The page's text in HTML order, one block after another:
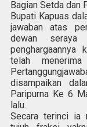
Bagian Setda dan
Bupati Kapuas
jawaban atas
dewan seraya
penghargaannya
telah
disampaikan
Paripurna Ke 6
lalu.
Secara terinci ia